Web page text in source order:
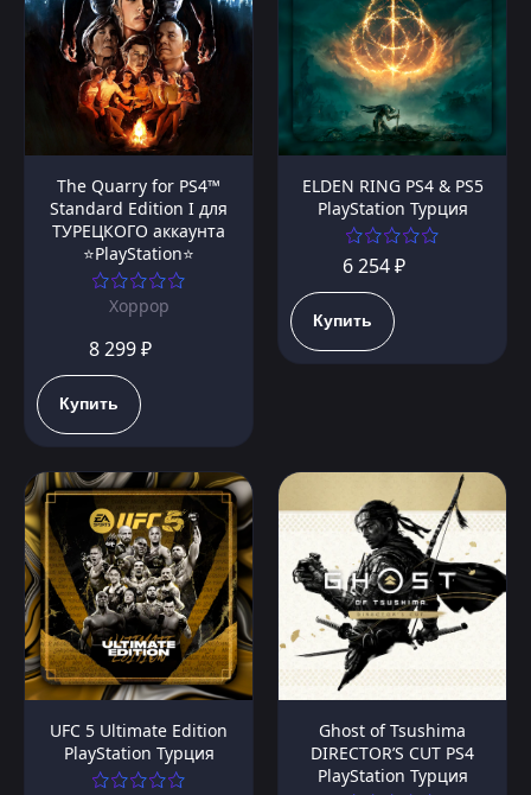
The Quarry for PS4™
Standard Edition I для
ТУРЕЦКОГО аккаунта
⭐PlayStation⭐
Хоррор
8 299 ₽
Купить
ELDEN RING PS4 & PS5
PlayStation Турция
6 254 ₽
Купить
UFC 5 Ultimate Edition
PlayStation Турция
Ghost of Tsushima
DIRECTOR’S CUT PS4
PlayStation Турция